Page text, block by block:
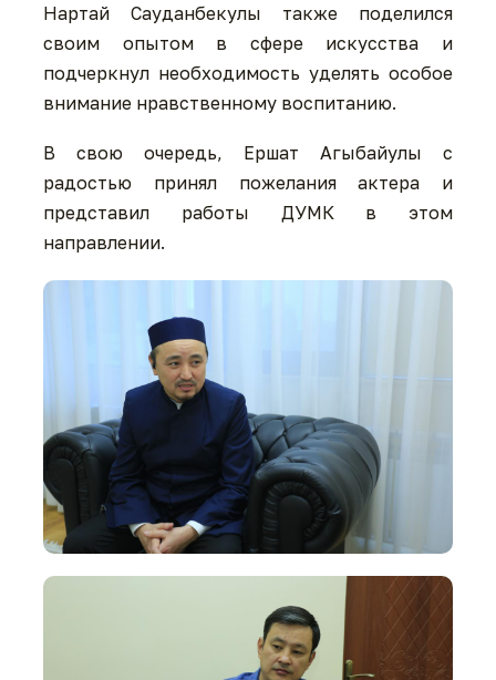
Нартай Сауданбекулы также поделился
своим опытом в сфере искусства и
подчеркнул необходимость уделять особое
внимание нравственному воспитанию.
В свою очередь, Ершат Агыбайулы с
радостью принял пожелания актера и
представил работы ДУМК в этом
направлении.